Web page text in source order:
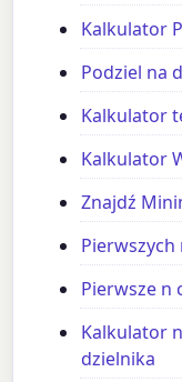
Kalkulator
Podziel na
Kalkulator
Kalkulator
Znajdź
Pierwszych
Pierwsze n
Kalkulator
dzielnika